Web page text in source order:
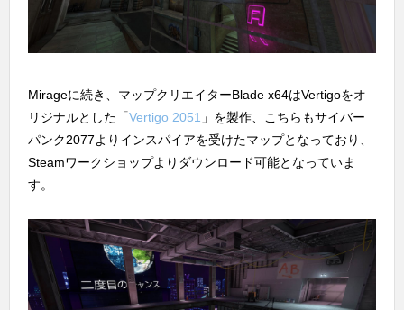
Mirageに続き、マップクリエイターBlade x64はVertigoをオ
リジナルとした「Vertigo 2051 」を製作、こちらもサイバー
パンク2077よりインスパイアを受けたマップとなっており、
Steamワークショップよりダウンロード可能となっていま
す。